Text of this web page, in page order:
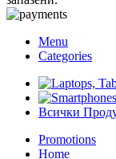
Menu
Categories
Всички
Promotions
Home